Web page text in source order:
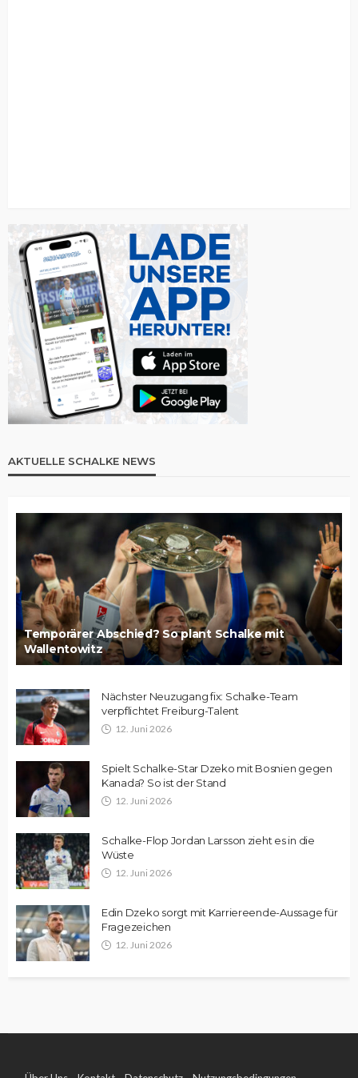
AKTUELLE SCHALKE NEWS
Temporärer Abschied? So plant Schalke mit
Wallentowitz
Nächster Neuzugang fix: Schalke-Team
verpflichtet Freiburg-Talent
12. Juni 2026
Spielt Schalke-Star Dzeko mit Bosnien gegen
Kanada? So ist der Stand
12. Juni 2026
Schalke-Flop Jordan Larsson zieht es in die
Wüste
12. Juni 2026
Edin Dzeko sorgt mit Karriereende-Aussage für
Fragezeichen
12. Juni 2026